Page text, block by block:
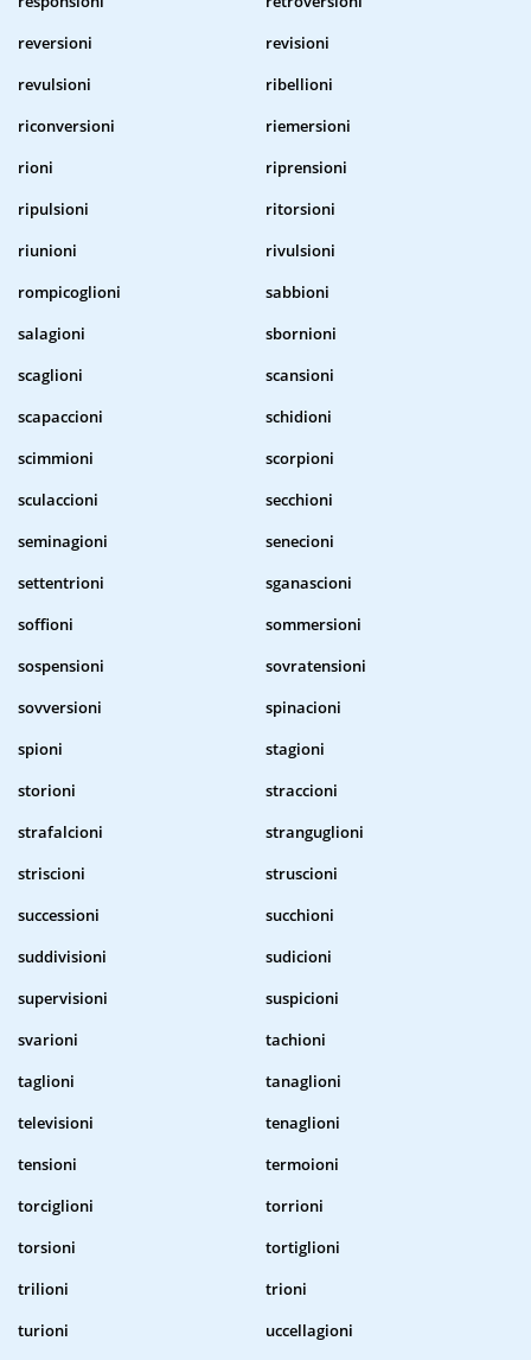
reversioni
revisioni
revulsioni
ribellioni
riconversioni
riemersioni
rioni
riprensioni
ripulsioni
ritorsioni
riunioni
rivulsioni
rompicoglioni
sabbioni
salagioni
sbornioni
scaglioni
scansioni
scapaccioni
schidioni
scimmioni
scorpioni
sculaccioni
secchioni
seminagioni
senecioni
settentrioni
sganascioni
soffioni
sommersioni
sospensioni
sovratensioni
sovversioni
spinacioni
spioni
stagioni
storioni
straccioni
strafalcioni
stranguglioni
striscioni
struscioni
successioni
succhioni
suddivisioni
sudicioni
supervisioni
suspicioni
svarioni
tachioni
taglioni
tanaglioni
televisioni
tenaglioni
tensioni
termoioni
torciglioni
torrioni
torsioni
tortiglioni
trilioni
trioni
turioni
uccellagioni